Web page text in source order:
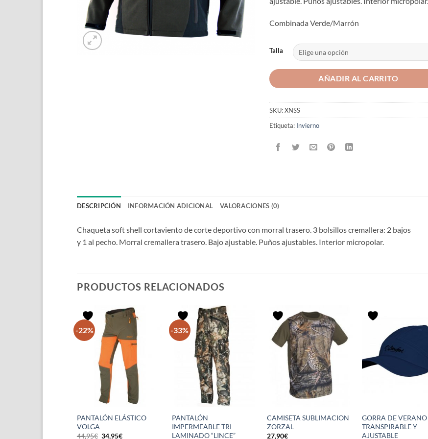
Combinada Verde/Marrón
Talla
AÑADIR AL CARRITO
SKU:XNSS
Etiqueta: Invierno
DESCRIPCIÓN INFORMACIÓN ADICIONAL VALORACIONES (0)
Chaqueta soft shell cortaviento de corte deportivo con morral trasero. 3 bolsillos cremallera: 2 bajos
y 1 al pecho. Morral cremallera trasero. Bajo ajustable. Puños ajustables. Interior micropolar.
PRODUCTOS RELACIONADOS
-22%
PANTALÓN ELÁSTICO
VOLGA
44,95€ El
34,95€El
-33%
PANTALÓN
IMPERMEABLE TRI-
LAMINADO “LINCE”
CAMISETA SUBLIMACION
ZORZAL
27,90€
GORRA DE VERANO
TRANSPIRABLE Y
AJUSTABLE